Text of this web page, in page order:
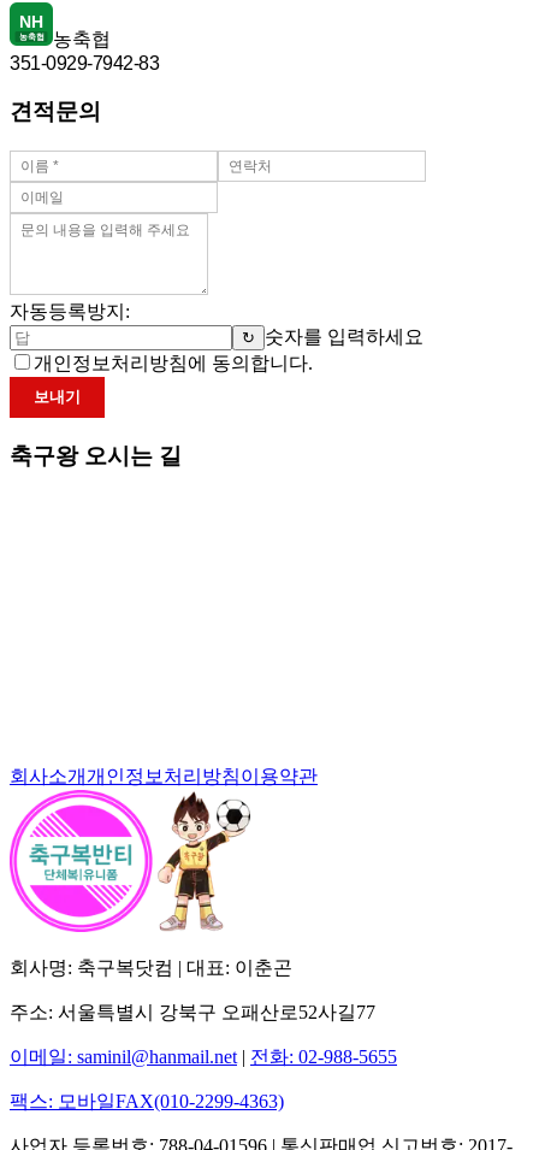
NH
농축협
농축협
351-0929-7942-83
견적문의
자동등록방지:
↻
숫자를 입력하세요
개인정보처리방침에 동의합니다.
보내기
축구왕 오시는 길
회사소개개인정보처리방침이용약관
회사명: 축구복닷컴 | 대표: 이춘곤
주소: 서울특별시 강북구 오패산로52사길77
이메일: saminil@hanmail.net | 전화: 02-988-5655
팩스: 모바일FAX(010-2299-4363)
사업자 등록번호: 788-04-01596 | 통신판매업 신고번호: 2017-